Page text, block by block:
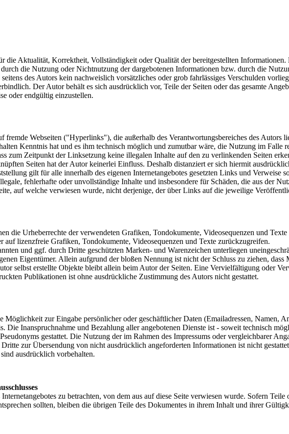
Aktualität, Korrektheit, Vollständigkeit oder Qualität der bereitgestellten Informationen.
die Nutzung oder Nichtnutzung der dargebotenen Informationen bzw. durch die
des Autors kein nachweislich vorsätzliches oder grob fahrlässiges Verschulden
Der Autor behält es sich ausdrücklich vor, Teile der Seiten oder das gesamte
oder endgültig einzustellen.
fremde Webseiten ("Hyperlinks"), die außerhalb des Verantwortungsbereiches des
Kenntnis hat und es ihm technisch möglich und zumutbar wäre, die Nutzung im Falle
zum Zeitpunkt der Linksetzung keine illegalen Inhalte auf den zu verlinkenden Seiten
Seiten hat der Autor keinerlei Einfluss. Deshalb distanziert er sich hiermit
gilt für alle innerhalb des eigenen Internetangebotes gesetzten Links und Verweise
fehlerhafte oder unvollständige Inhalte und insbesondere für Schäden, die aus der
auf welche verwiesen wurde, nicht derjenige, der über Links auf die jeweilige
die Urheberrechte der verwendeten Grafiken, Tondokumente, Videosequenzen und
auf lizenzfreie Grafiken, Tondokumente, Videosequenzen und Texte zurückzugreifen.
und ggf. durch Dritte geschützten Marken- und Warenzeichen unterliegen
Eigentümer. Allein aufgrund der bloßen Nennung ist nicht der Schluss zu ziehen,
selbst erstellte Objekte bleibt allein beim Autor der Seiten. Eine Vervielfältigung oder
Publikationen ist ohne ausdrückliche Zustimmung des Autors nicht gestattet.
Möglichkeit zur Eingabe persönlicher oder geschäftlicher Daten (Emailadressen, Namen,
Die Inanspruchnahme und Bezahlung aller angebotenen Dienste ist - soweit technisch
gestattet. Die Nutzung der im Rahmen des Impressums oder vergleichbarer
zur Übersendung von nicht ausdrücklich angeforderten Informationen ist nicht
ausdrücklich vorbehalten.
zu betrachten, von dem aus auf diese Seite verwiesen wurde. Sofern
sollten, bleiben die übrigen Teile des Dokumentes in ihrem Inhalt und ihrer